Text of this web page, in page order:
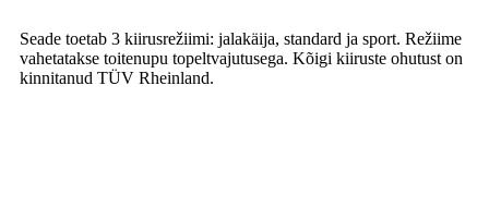
Seade toetab 3 kiirusrežiimi: jalakäija, standard ja sport. Režiime
vahetatakse toitenupu topeltvajutusega. Kõigi kiiruste ohutust on
kinnitanud TÜV Rheinland.